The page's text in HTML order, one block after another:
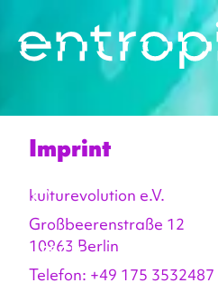
Info
Program
FAQ
deutsch
Imprint
kulturevolution e.V.
Großbeerenstraße 12
10963 Berlin
Telefon: +49 175 3532487